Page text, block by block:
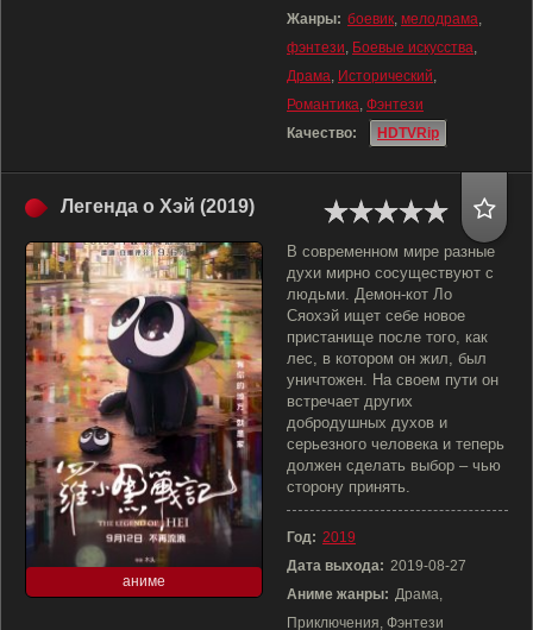
Жанры: боевик, мелодрама,
фэнтези, Боевые искусства,
Драма, Исторический,
Романтика, Фэнтези
Качество:
HDTVRip
Легенда о Хэй (2019)
аниме
В современном мире разные
духи мирно сосуществуют с
людьми. Демон-кот Ло
Сяохэй ищет себе новое
пристанище после того, как
лес, в котором он жил, был
уничтожен. На своем пути он
встречает других
добродушных духов и
серьезного человека и теперь
должен сделать выбор – чью
сторону принять.
Год: 2019
Дата выхода: 2019-08-27
Аниме жанры: Драма,
Приключения, Фэнтези